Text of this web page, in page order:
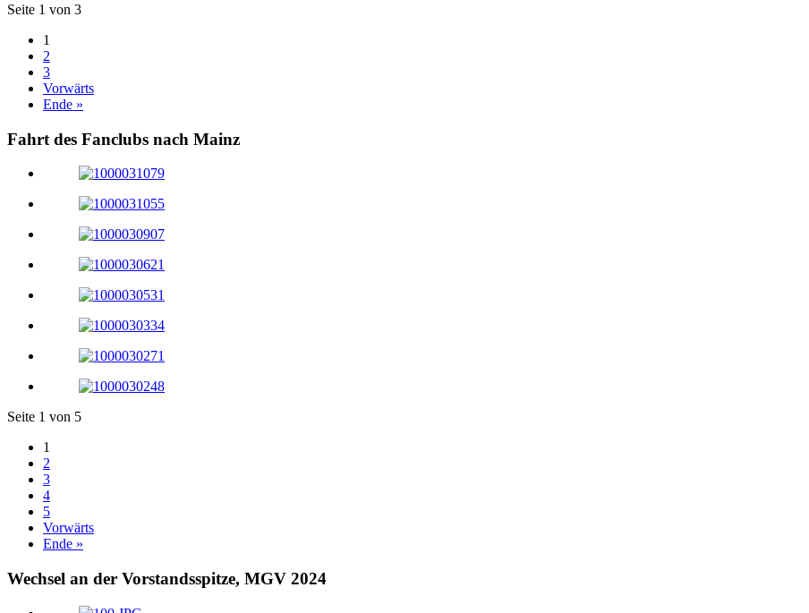
Seite 1 von 3
1
2
3
Vorwärts
Ende »
Fahrt des Fanclubs nach Mainz
Seite 1 von 5
1
2
3
4
5
Vorwärts
Ende »
Wechsel an der Vorstandsspitze, MGV 2024